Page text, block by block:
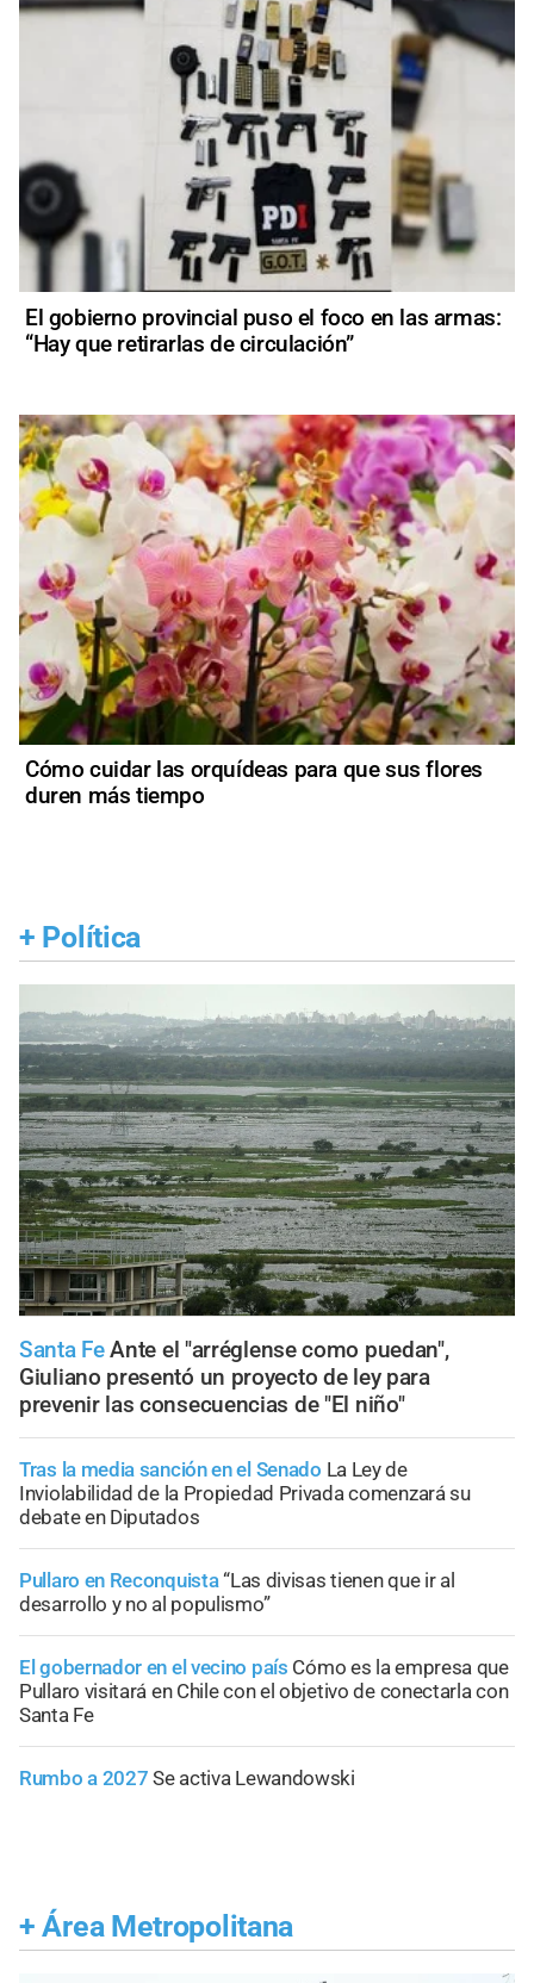
El gobierno provincial puso el foco en las armas:
“Hay que retirarlas de circulación”
Cómo cuidar las orquídeas para que sus flores
duren más tiempo
+ Política
Santa Fe Ante el "arréglense como puedan",
Giuliano presentó un proyecto de ley para
prevenir las consecuencias de "El niño"
Tras la media sanción en el Senado La Ley de
Inviolabilidad de la Propiedad Privada comenzará su
debate en Diputados
Pullaro en Reconquista“Las divisas tienen que ir al
desarrollo y no al populismo”
El gobernador en el vecino país Cómo es la empresa que
Pullaro visitará en Chile con el objetivo de conectarla con
Santa Fe
Rumbo a 2027 Se activa Lewandowski
+ Área Metropolitana